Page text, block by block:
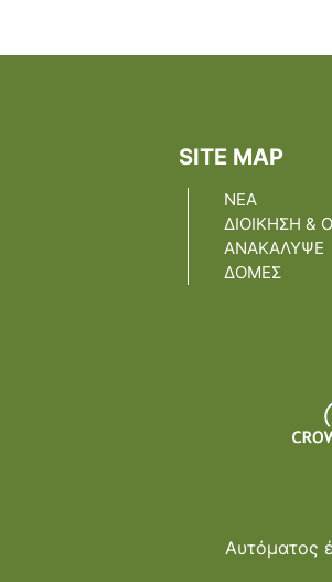
SITE MAP
ΝΕΑ
ΔΙΟΙΚΗΣΗ &
ΑΝΑΚΑΛΥΨΕ
ΔΟΜΕΣ
Αυτόματος